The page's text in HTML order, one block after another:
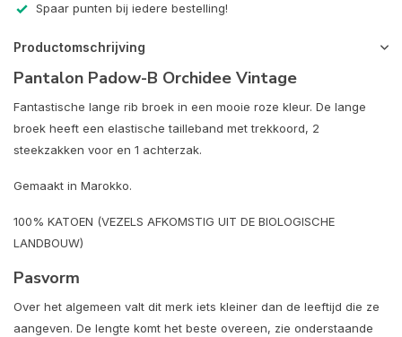
Spaar punten bij iedere bestelling!
Productomschrijving
Pantalon Padow-B Orchidee Vintage
Fantastische lange rib broek in een mooie roze kleur. De lange
broek heeft een elastische tailleband met trekkoord, 2
steekzakken voor en 1 achterzak.
Gemaakt in Marokko.
100% KATOEN (VEZELS AFKOMSTIG UIT DE BIOLOGISCHE
LANDBOUW)
Pasvorm
Over het algemeen valt dit merk iets kleiner dan de leeftijd die ze
aangeven. De lengte komt het beste overeen, zie onderstaande